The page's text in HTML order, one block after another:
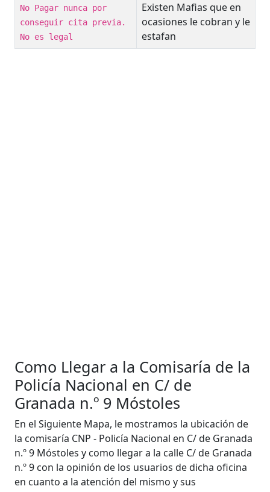
No Pagar nunca por
conseguir cita previa.
No es legal
Existen Mafias que en
ocasiones le cobran y le
estafan
Como Llegar a la Comisaría de la
Policía Nacional en C/ de
Granada n.º 9 Móstoles
En el Siguiente Mapa, le mostramos la ubicación de
la comisaría CNP - Policía Nacional en C/ de Granada
n.º 9 Móstoles y como llegar a la calle C/ de Granada
n.º 9 con la opinión de los usuarios de dicha oficina
en cuanto a la atención del mismo y sus